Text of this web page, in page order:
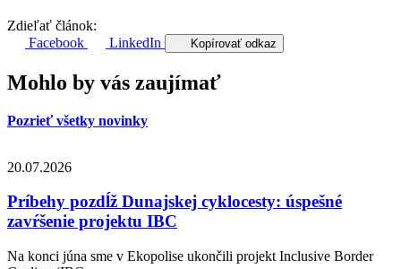
Zdieľať článok:
Facebook
LinkedIn Kopírovať odkaz
Mohlo by vás zaujímať
Pozrieť všetky novinky
20.07.2026
Príbehy pozdĺž Dunajskej cyklocesty: úspešné
zavŕšenie projektu IBC
Na konci júna sme v Ekopolise ukončili projekt Inclusive Border